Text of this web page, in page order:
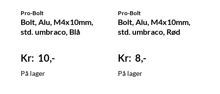
Pro-Bolt
Bolt, Alu, M4x10mm,
std. umbraco, Blå
10,-
På lager
Pro-Bolt
Bolt, Alu, M4x10mm,
std. umbraco, Rød
8,-
På lager